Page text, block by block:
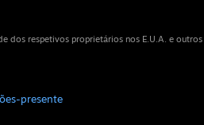
dos respetivos proprietários nos E.U.A. e outros
presente